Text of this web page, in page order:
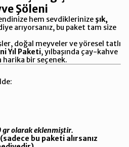
Şöleni
hem sevdiklerinize şık,
arıyorsanız, bu paket tam size
doğal meyveler ve yöresel tatlı
Yıl Paketi, yılbaşında çay-kahve
harika bir seçenek.
gr olarak eklenmiştir.
bu paketi alırsanız